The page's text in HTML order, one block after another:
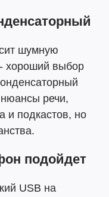
шумную
хороший выбор
речи,
и подкастов, но
подойдет
USB на